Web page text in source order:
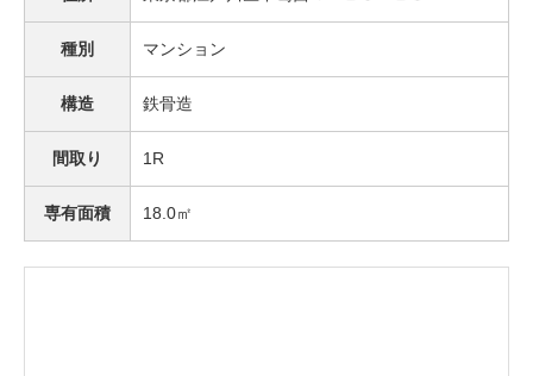
種別 マンション
構造 鉄骨造
間取り 1R
専有面積 18.0㎡